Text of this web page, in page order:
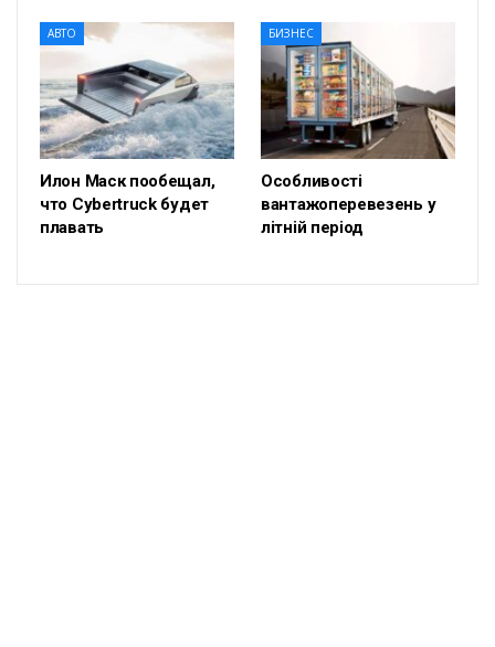
АВТО
Илон Маск пообещал,
что Cybertruck будет
плавать
БИЗНЕС
Особливості
вантажоперевезень у
літній період